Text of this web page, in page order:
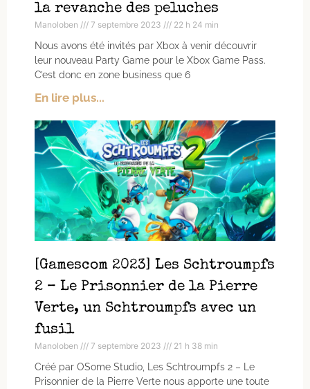
la revanche des peluches
Manoloben 7 septembre 2023 22 h 24 min
Nous avons été invités par Xbox à venir découvrir
leur nouveau Party Game pour le Xbox Game Pass.
C’est donc en zone business que 6
En lire plus...
[Gamescom 2023] Les Schtroumpfs
2 – Le Prisonnier de la Pierre
Verte, un Schtroumpfs avec un
fusil
Manoloben 7 septembre 2023 21 h 38 min
Créé par OSome Studio, Les Schtroumpfs 2 – Le
Prisonnier de la Pierre Verte nous apporte une toute